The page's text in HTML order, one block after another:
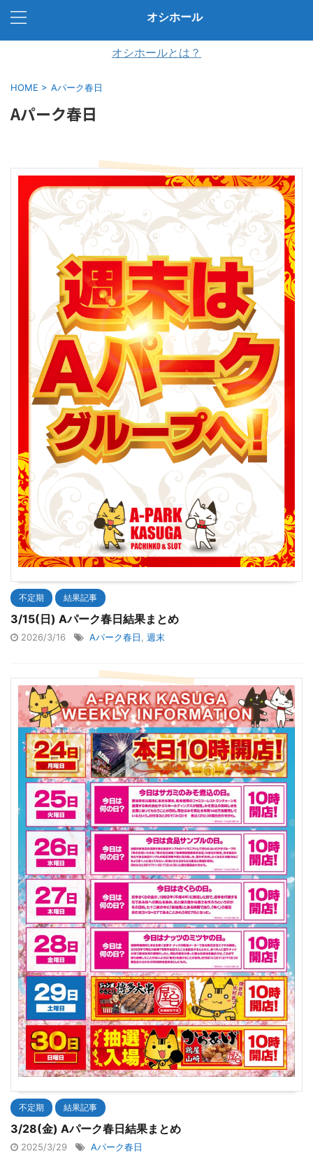
オシホール
オシホールとは？
HOME > Aパーク春日
Aパーク春日
不定期 結果記事
3/15(日) Aパーク春日結果まとめ
2026/3/16 Aパーク春日, 週末
不定期 結果記事
3/28(金) Aパーク春日結果まとめ
2025/3/29 Aパーク春日